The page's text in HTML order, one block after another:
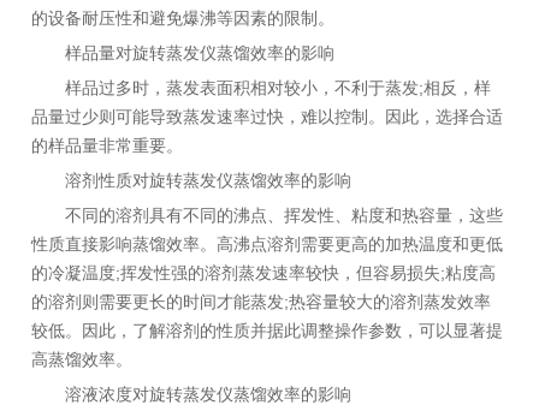
的设备耐压性和避免爆沸等因素的限制。
样品量对旋转蒸发仪蒸馏效率的影响
样品过多时，蒸发表面积相对较小，不利于蒸发;相反，样
品量过少则可能导致蒸发速率过快，难以控制。因此，选择合适
的样品量非常重要。
溶剂性质对旋转蒸发仪蒸馏效率的影响
不同的溶剂具有不同的沸点、挥发性、粘度和热容量，这些
性质直接影响蒸馏效率。高沸点溶剂需要更高的加热温度和更低
的冷凝温度;挥发性强的溶剂蒸发速率较快，但容易损失;粘度高
的溶剂则需要更长的时间才能蒸发;热容量较大的溶剂蒸发效率
较低。因此，了解溶剂的性质并据此调整操作参数，可以显著提
高蒸馏效率。
溶液浓度对旋转蒸发仪蒸馏效率的影响